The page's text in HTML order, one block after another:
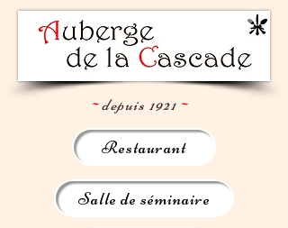
Restaurant
Salle de séminaire
~depuis 1921 ~